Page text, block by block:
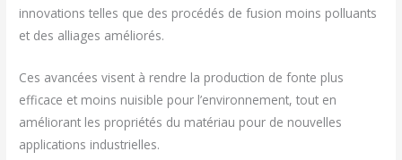
innovations telles que des procédés de fusion moins polluants
et des alliages améliorés.
Ces avancées visent à rendre la production de fonte plus
efficace et moins nuisible pour l’environnement, tout en
améliorant les propriétés du matériau pour de nouvelles
applications industrielles.